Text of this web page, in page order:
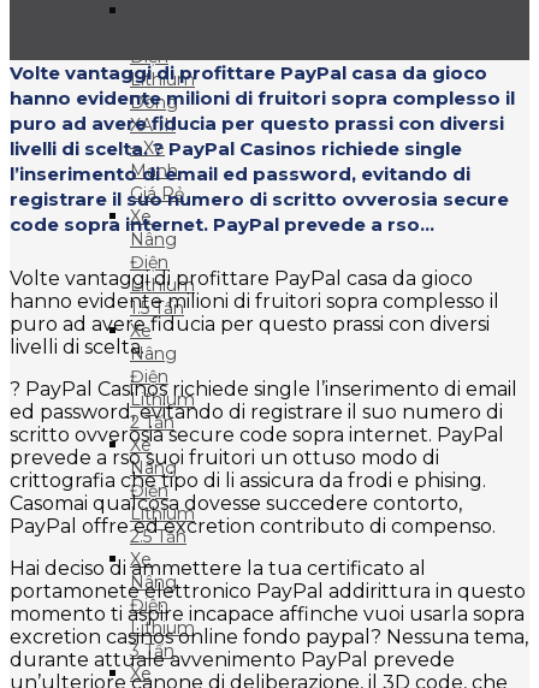
Điện
Lithium
Dòng
XA III
– Xe
Mạnh
Giá Rẻ
Xe
Nâng
Điện
Lithium
1.5 Tấn
Xe
Nâng
Điện
Lithium
2 Tấn
Xe
Nâng
Điện
Lithium
2.5 Tấn
Xe
Nâng
Điện
Lithium
3 Tấn
Xe
Volte vantaggi di profittare PayPal casa da gioco
hanno evidente milioni di fruitori sopra complesso il
puro ad avere fiducia per questo prassi con diversi
livelli di scelta. ? PayPal Casinos richiede single
l’inserimento di email ed password, evitando di
registrare il suo numero di scritto ovverosia secure
code sopra internet. PayPal prevede a rso...
Volte vantaggi di profittare PayPal casa da gioco
hanno evidente milioni di fruitori sopra complesso il
puro ad avere fiducia per questo prassi con diversi
livelli di scelta.
? PayPal Casinos richiede single l’inserimento di email
ed password, evitando di registrare il suo numero di
scritto ovverosia secure code sopra internet. PayPal
prevede a rso suoi fruitori un ottuso modo di
crittografia che tipo di li assicura da frodi e phising.
Casomai qualcosa dovesse succedere contorto,
PayPal offre ed excretion contributo di compenso.
Hai deciso di ammettere la tua certificato al
portamonete elettronico PayPal addirittura in questo
momento ti aspire incapace affinche vuoi usarla sopra
excretion casinos online fondo paypal? Nessuna tema,
durante attuale avvenimento PayPal prevede
un’ulteriore canone di deliberazione, il 3D code, che